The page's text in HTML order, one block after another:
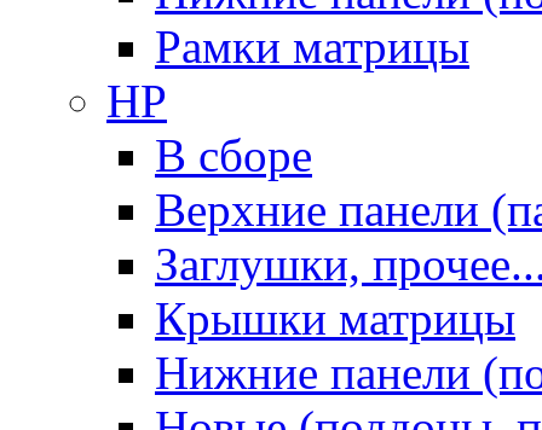
Рамки матрицы
HP
В сборе
Верхние панели
Заглушки,
Крышки матрицы
Нижние панели